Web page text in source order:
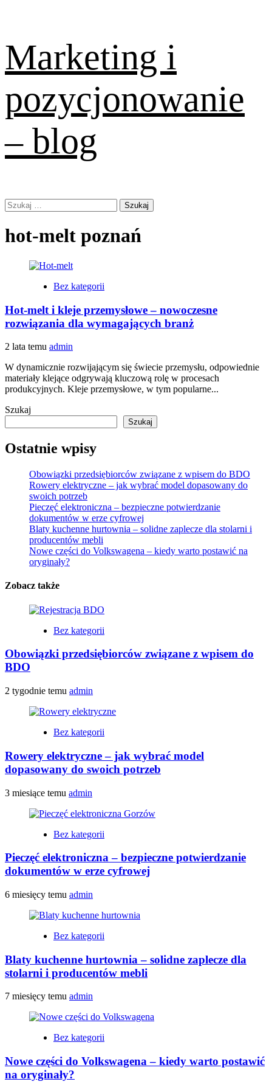
to
content
Marketing i
pozycjonowanie
– blog
Primary
Menu
Szukaj:
hot-melt poznań
Bez kategorii
Hot-melt i kleje przemysłowe – nowoczesne
rozwiązania dla wymagających branż
2 lata temu admin
W dynamicznie rozwijającym się świecie przemysłu, odpowiednie
materiały klejące odgrywają kluczową rolę w procesach
produkcyjnych. Kleje przemysłowe, w tym popularne...
Szukaj
Szukaj
Ostatnie wpisy
Obowiązki przedsiębiorców związane z wpisem do BDO
Rowery elektryczne – jak wybrać model dopasowany do
swoich potrzeb
Pieczęć elektroniczna – bezpieczne potwierdzanie
dokumentów w erze cyfrowej
Blaty kuchenne hurtownia – solidne zaplecze dla stolarni i
producentów mebli
Nowe części do Volkswagena – kiedy warto postawić na
oryginały?
Zobacz także
Bez kategorii
Obowiązki przedsiębiorców związane z wpisem do
BDO
2 tygodnie temu admin
Bez kategorii
Rowery elektryczne – jak wybrać model
dopasowany do swoich potrzeb
3 miesiące temu admin
Bez kategorii
Pieczęć elektroniczna – bezpieczne potwierdzanie
dokumentów w erze cyfrowej
6 miesięcy temu admin
Bez kategorii
Blaty kuchenne hurtownia – solidne zaplecze dla
stolarni i producentów mebli
7 miesięcy temu admin
Bez kategorii
Nowe części do Volkswagena – kiedy warto postawić
na oryginały?